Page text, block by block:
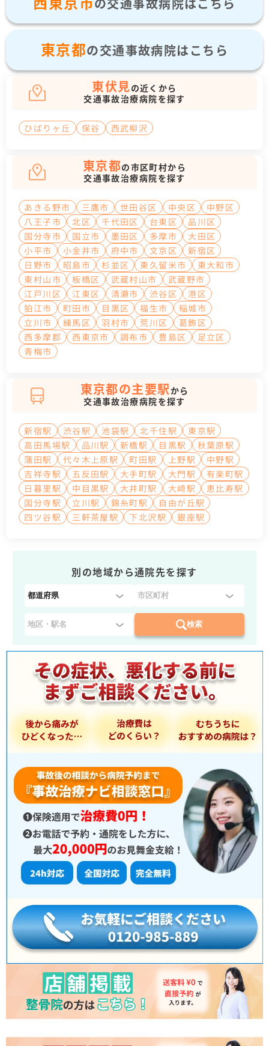
の交通事故病院はこちら
東京都の交通事故病院はこちら
東伏見の近くから
交通事故治療病院を探す
ひばりヶ丘 保谷 西武柳沢
東京都の市区町村から
交通事故治療病院を探す
あきる野市 三鷹市 世田谷区 中央区
中野区
八王子市
北区 千代田区 台東区
品川区
国分寺市
国立市 墨田区 多摩市
大田区
小平市
小金井市 府中市 文京区
新宿区
日野市
昭島市 杉並区 東久留米市
東大和市
東村山市
板橋区 武蔵村山市
武蔵野市
江戸川区
江東区 清瀬市 渋谷区
港区
狛江市
町田市 目黒区 福生市
稲城市
立川市
練馬区 羽村市 荒川区
葛飾区
西多摩郡
西東京市 調布市 豊島区
足立区
青梅市
東京都の主要駅から
交通事故治療病院を探す
新宿駅 渋谷駅 池袋駅 北千住駅
東京駅
高田馬場駅
品川駅 新橋駅 目黒駅
秋葉原駅
蒲田駅
代々木上原駅 町田駅 上野駅
中野駅
吉祥寺駅
五反田駅 大手町駅 大門駅
有楽町駅
日暮里駅
中目黒駅 大井町駅 大崎駅
恵比寿駅
国分寺駅
立川駅 錦糸町駅
自由が丘駅
四ツ谷駅
三軒茶屋駅 下北沢駅 銀座駅
別の地域から通院先を探す
都
県
を
選
択
：
検索